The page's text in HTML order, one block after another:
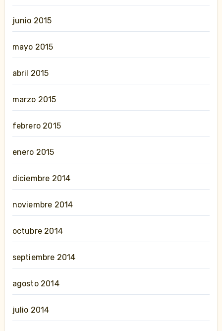
junio 2015
mayo 2015
abril 2015
marzo 2015
febrero 2015
enero 2015
diciembre 2014
noviembre 2014
octubre 2014
septiembre 2014
agosto 2014
julio 2014